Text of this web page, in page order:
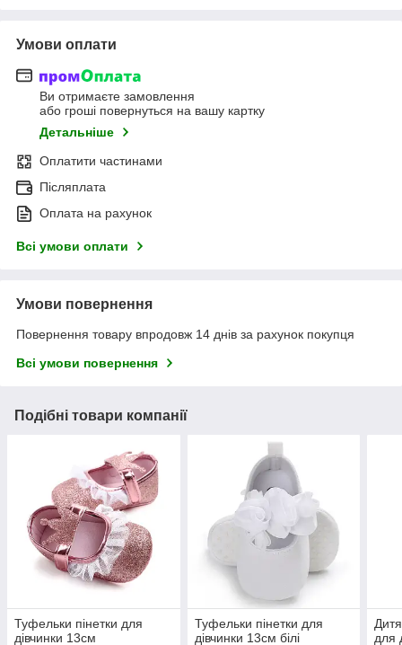
Умови оплати
Ви отримаєте замовлення
або гроші повернуться на вашу картку
Детальніше
Оплатити частинами
Післяплата
Оплата на рахунок
Всі умови оплати
Умови повернення
Повернення товару впродовж 14 днів за рахунок покупця
Всі умови повернення
Подібні товари компанії
Туфельки пінетки для
дівчинки 13см
Туфельки пінетки для
дівчинки 13см білі
для